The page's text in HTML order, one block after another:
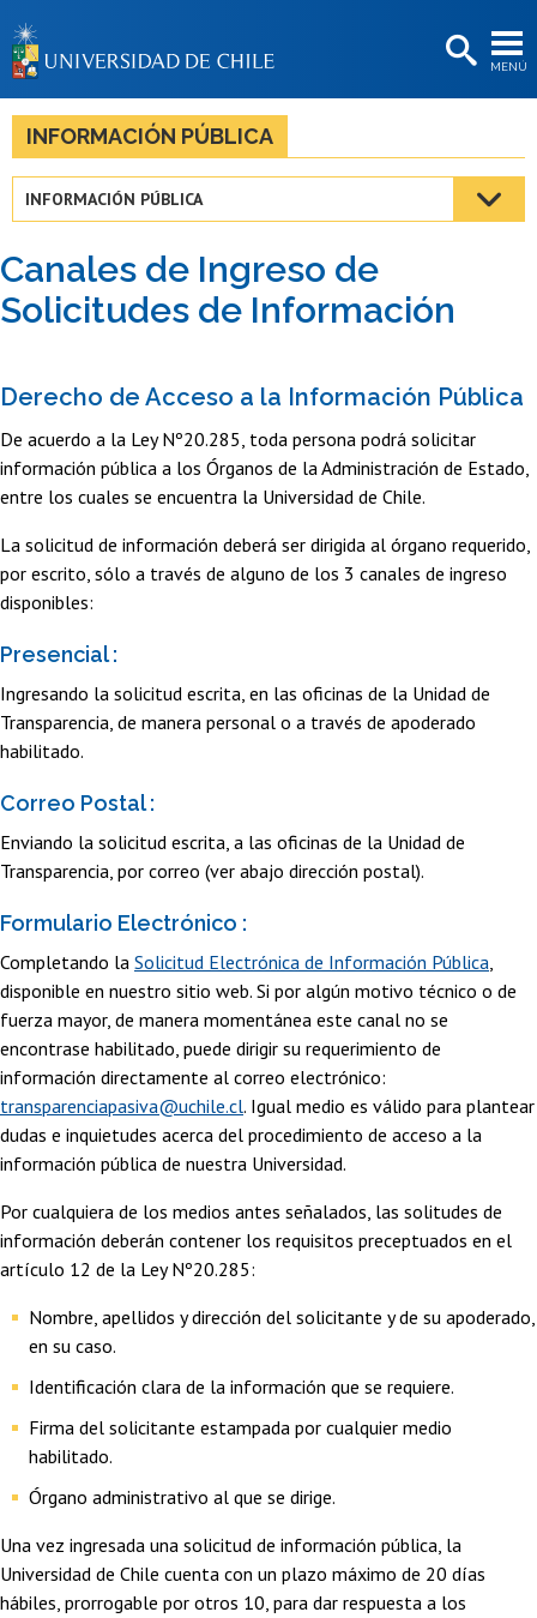
MENÚ
BIBLIOTECAS
LA UNIVERSIDAD
Estudiantes
Académicas/os
Funcionarias/os
INFORMACIÓN PÚBLICA
INFORMACIÓN PÚBLICA
Canales de Ingreso de
Solicitudes de Información
Derecho de Acceso a la Información Pública
De acuerdo a la Ley Nº20.285, toda persona podrá solicitar
información pública a los Órganos de la Administración de Estado,
entre los cuales se encuentra la Universidad de Chile.
La solicitud de información deberá ser dirigida al órgano requerido,
por escrito, sólo a través de alguno de los 3 canales de ingreso
disponibles:
Presencial :
Ingresando la solicitud escrita, en las oficinas de la Unidad de
Transparencia, de manera personal o a través de apoderado
habilitado.
Correo Postal :
Enviando la solicitud escrita, a las oficinas de la Unidad de
Transparencia, por correo (ver abajo dirección postal).
Formulario Electrónico :
Completando la Solicitud Electrónica de Información Pública,
disponible en nuestro sitio web. Si por algún motivo técnico o de
fuerza mayor, de manera momentánea este canal no se
encontrase habilitado, puede dirigir su requerimiento de
información directamente al correo electrónico:
transparenciapasiva@uchile.cl. Igual medio es válido para plantear
dudas e inquietudes acerca del procedimiento de acceso a la
información pública de nuestra Universidad.
Por cualquiera de los medios antes señalados, las solitudes de
información deberán contener los requisitos preceptuados en el
artículo 12 de la Ley Nº20.285:
Nombre, apellidos y dirección del solicitante y de su apoderado,
en su caso.
Identificación clara de la información que se requiere.
Firma del solicitante estampada por cualquier medio
habilitado.
Órgano administrativo al que se dirige.
Una vez ingresada una solicitud de información pública, la
Universidad de Chile cuenta con un plazo máximo de 20 días
hábiles, prorrogable por otros 10, para dar respuesta a los